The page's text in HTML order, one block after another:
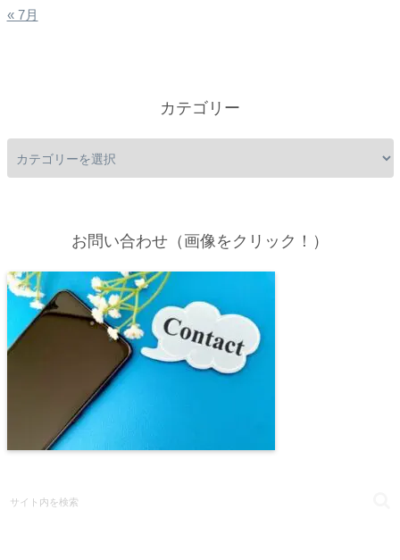
« 7月
カテゴリー
お問い合わせ（画像をクリック！）